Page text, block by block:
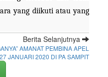
yang diikuti atau yang
Berita Selanjutnya
AMANAT PEMBINA APEL
JANUARI 2020 DI PA SAMPIT